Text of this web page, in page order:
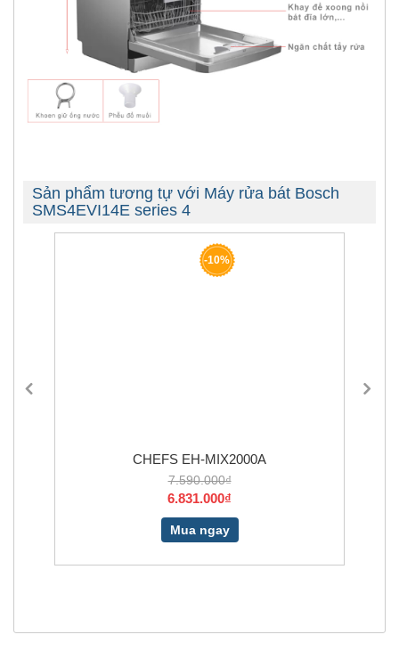
Sản phẩm tương tự với Máy rửa bát Bosch
SMS4EVI14E series 4
CHEFS EH-MIX2000A
7.590.000₫
6.831.000₫
Mua ngay